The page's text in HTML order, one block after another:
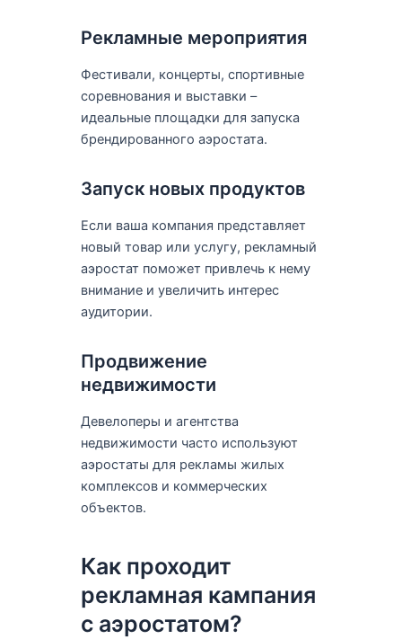
Рекламные мероприятия
Фестивали, концерты, спортивные
соревнования и выставки –
идеальные площадки для запуска
брендированного аэростата.
Запуск новых продуктов
Если ваша компания представляет
новый товар или услугу, рекламный
аэростат поможет привлечь к нему
внимание и увеличить интерес
аудитории.
Продвижение
недвижимости
Девелоперы и агентства
недвижимости часто используют
аэростаты для рекламы жилых
комплексов и коммерческих
объектов.
Как проходит
рекламная кампания
с аэростатом?